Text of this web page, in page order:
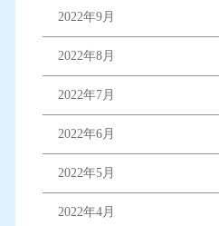
2022年9月
2022年8月
2022年7月
2022年6月
2022年5月
2022年4月